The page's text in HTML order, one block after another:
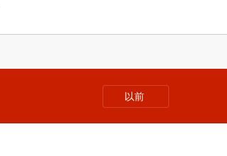
以前